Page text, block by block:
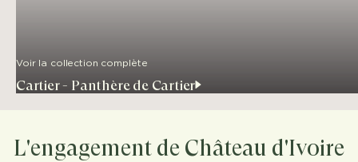
Voir la collection complète
Cartier - Panthère de Cartier
L'engagement de Château d'Ivoire